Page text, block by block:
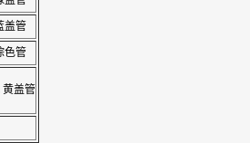
盖管
色管
黄盖管